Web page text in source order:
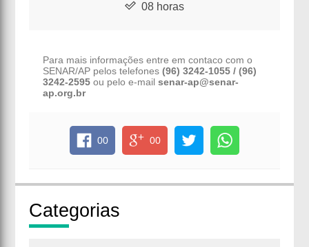
08 horas
Para mais informações entre em contaco com o
SENAR/AP pelos telefones(96) 3242-1055 / (96)
3242-2595 ou pelo e-mailsenar-ap@senar-
ap.org.br
00 00
Categorias